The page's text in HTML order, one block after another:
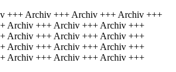
+++ Archiv +++ Archiv +++ Archiv +++
Archiv +++ Archiv +++ Archiv +++
Archiv +++ Archiv +++ Archiv +++
Archiv +++ Archiv +++ Archiv +++
Archiv +++ Archiv +++ Archiv +++